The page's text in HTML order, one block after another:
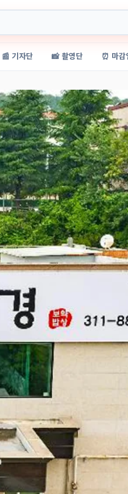
📰 기자단 📸 촬영단 ⏰ 마감